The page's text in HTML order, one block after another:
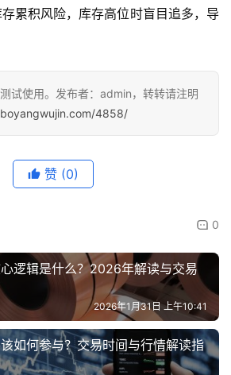
累积风险，库存高位时盲目追多，导
试使用。发布者：admin，转转请注明
4858/
赞 (0)
0
逻辑是什么？2026年解读与交易
2026年1月31日 上午10:41
如何参与？交易时间与行情解读指